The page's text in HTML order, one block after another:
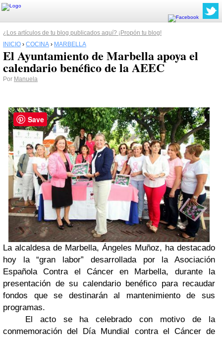
¿Los artículos de tu blog publicados aquí? ¡Propón tu blog!
INICIO › COCINA › MARBELLA
El Ayuntamiento de Marbella apoya el
calendario benéfico de la AEEC
Por Manuela
La alcaldesa de Marbella, Ángeles Muñoz, ha destacado
hoy la “gran labor” desarrollada por la Asociación
Española Contra el Cáncer en Marbella, durante la
presentación de su calendario benéfico para recaudar
fondos que se destinarán al mantenimiento de sus
programas.
El acto se ha celebrado con motivo de la
conmemoración del Día Mundial contra el Cáncer de
Save